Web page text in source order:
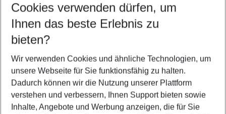
Customize your offer
Find the perfect deal which suits your best
Your departure airport
Any airport
Select your date range
09/08/26–07/08/27 5-8 nights
Who will travel
2 adults No children
Cookies verwenden dürfen, um
Ihnen das beste Erlebnis zu
bieten?
Wir verwenden Cookies und ähnliche Technologien, um
unsere Webseite für Sie funktionsfähig zu halten.
Dadurch können wir die Nutzung unserer Plattform
verstehen und verbessern, Ihnen Support bieten sowie
Inhalte, Angebote und Werbung anzeigen, die für Sie